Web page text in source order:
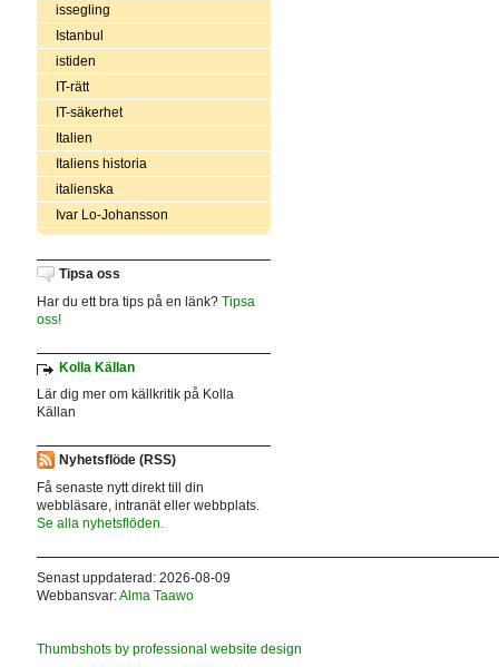
issegling
Istanbul
istiden
IT-rätt
IT-säkerhet
Italien
Italiens historia
italienska
Ivar Lo-Johansson
Tipsa oss
Har du ett bra tips på en länk? Tipsa
oss!
Kolla Källan
Lär dig mer om källkritik på Kolla
Källan
Nyhetsflöde (RSS)
Få senaste nytt direkt till din
webbläsare, intranät eller webbplats.
Se alla nyhetsflöden.
Senast uppdaterad: 2026-08-09
Webbansvar:Alma Taawo
Thumbshots by professional website design